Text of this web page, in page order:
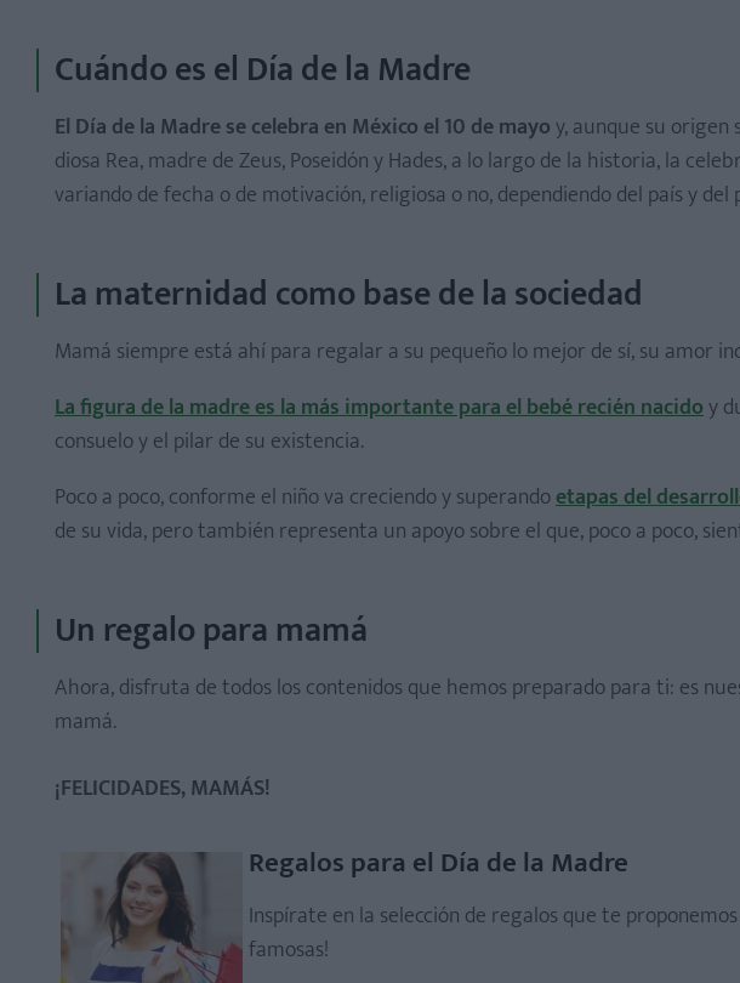
Manualidades para el Día de la Madre
¿Has pensado alguna vez cómo te ve tu pequeño?
Cuándo es el Día de la Madre
El Día de la Madre se celebra en México el 10 de mayoy, aunque su
diosa Rea, madre de Zeus, Poseidón y Hades, a lo largo de la historia, la
variando de fecha o de motivación, religiosa o no, dependiendo del país y
La maternidad como base de la sociedad
Mamá siempre está ahí para regalar a su pequeño lo mejor de sí, su amor
La figura de la madre es la más importante para el bebé recién nacidoy
consuelo y el pilar de su existencia.
Poco a poco, conforme el niño va creciendo y superandoetapas del
de su vida, pero también representa un apoyo sobre el que, poco a poco,
Un regalo para mamá
Ahora, disfruta de todos los contenidos que hemos preparado para ti: es
mamá.
¡FELICIDADES, MAMÁS!
Regalos para el Día de la Madre
Inspírate en la selección de regalos que te
famosas!